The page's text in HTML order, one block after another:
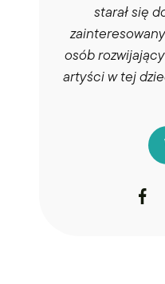
starał się
osób
artyści w tej